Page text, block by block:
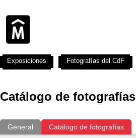
Catálogo de fotografías
General Catálogo de fotografías
Exposiciones Fotografías del CdF